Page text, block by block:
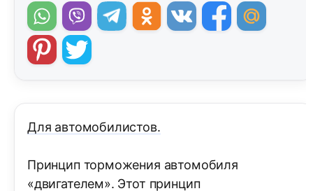
Для автомобилистов.
Принцип торможения автомобиля
«двигателем». Этот принцип